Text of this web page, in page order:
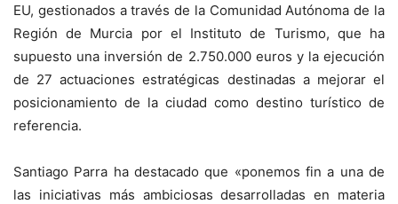
EU, gestionados a través de la Comunidad Autónoma de la
Región de Murcia por el Instituto de Turismo, que ha
supuesto una inversión de 2.750.000 euros y la ejecución
de 27 actuaciones estratégicas destinadas a mejorar el
posicionamiento de la ciudad como destino turístico de
referencia.
Santiago Parra ha destacado que «ponemos fin a una de
las iniciativas más ambiciosas desarrolladas en materia